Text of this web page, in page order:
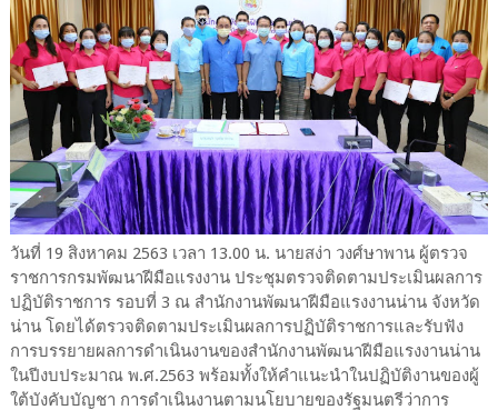
วันที่ 19 สิงหาคม 2563 เวลา 13.00 น. นายสง่า วงศ์ษาพาน ผู้ตรวจ
ราชการกรมพัฒนาฝีมือแรงงาน ประชุมตรวจติดตามประเมินผลการ
ปฏิบัติราชการ รอบที่ 3 ณ สำนักงานพัฒนาฝีมือแรงงานน่าน จังหวัด
น่าน โดยได้ตรวจติดตามประเมินผลการปฏิบัติราชการและรับฟัง
การบรรยายผลการดำเนินงานของสำนักงานพัฒนาฝีมือแรงงานน่าน
ในปีงบประมาณ พ.ศ.2563 พร้อมทั้งให้คำแนะนำในปฏิบัติงานของผู้
ใต้บังคับบัญชา การดำเนินงานตามนโยบายของรัฐมนตรีว่าการ